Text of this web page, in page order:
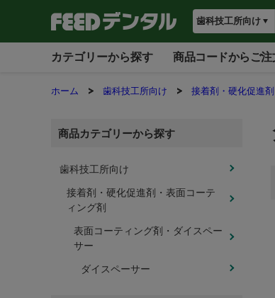
カテゴリーから探す 商品コードからご注
ホーム 歯科技工所向け 接着剤・硬化促進
商品カテゴリーから探す
歯科技工所向け
接着剤・硬化促進剤・表面コーテ
ィング剤
表面コーティング剤・ダイスペー
サー
ダイスペーサー